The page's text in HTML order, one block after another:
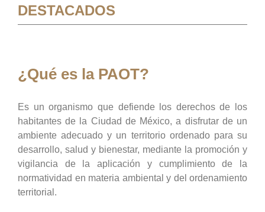
DESTACADOS
¿Qué es la PAOT?
Es un organismo que defiende los derechos de los
habitantes de la Ciudad de México, a disfrutar de un
ambiente adecuado y un territorio ordenado para su
desarrollo, salud y bienestar, mediante la promoción y
vigilancia de la aplicación y cumplimiento de la
normatividad en materia ambiental y del ordenamiento
territorial.